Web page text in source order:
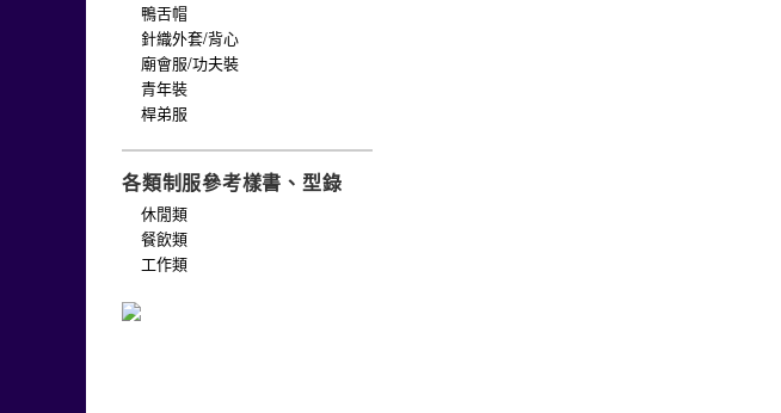
鴨舌帽
針織外套/背心
廟會服/功夫裝
青年裝
桿弟服
各類制服參考樣書、型錄
休閒類
餐飲類
工作類